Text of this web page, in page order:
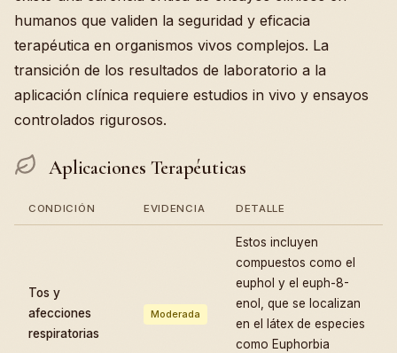
humanos que validen la seguridad y eficacia
terapéutica en organismos vivos complejos. La
transición de los resultados de laboratorio a la
aplicación clínica requiere estudios in vivo y ensayos
controlados rigurosos.
Aplicaciones Terapéuticas
CONDICIÓN EVIDENCIA DETALLE
Tos y
afecciones
respiratorias
Moderada
Estos incluyen
compuestos como el
euphol y el euph-8-
enol, que se localizan
en el látex de especies
como Euphorbia